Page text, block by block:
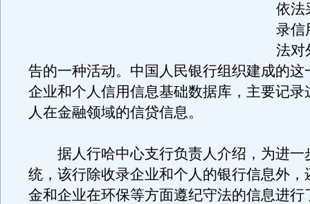
依法
录信
法对
告的一种活动。中国人民银行组织建成的这
企业和个人信用信息基础数据库，主要记录
人在金融领域的信贷信息。
据人行哈中心支行负责人介绍，为进一
统，该行除收录企业和个人的银行信息外，
金和企业在环保等方面遵纪守法的信息进行